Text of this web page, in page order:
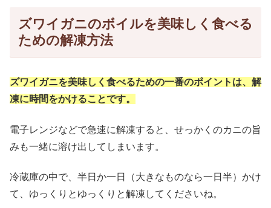
ズワイガニのボイルを美味しく食べる
ための解凍方法
ズワイガニを美味しく食べるための一番のポイントは、解
凍に時間をかけることです。
電子レンジなどで急速に解凍すると、せっかくのカニの旨
みも一緒に溶け出してしまいます。
冷蔵庫の中で、半日か一日（大きなものなら一日半）かけ
て、ゆっくりとゆっくりと解凍してくださいね。